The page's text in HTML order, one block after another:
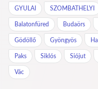
GYULAI SZOMBATHELYI
Balatonfüred Budaörs
Gödöllő Gyöngyös
Paks Siklós Siójut
Vác